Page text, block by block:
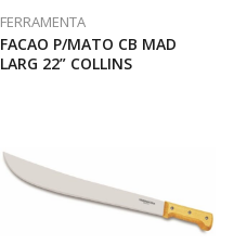
FERRAMENTA
FACAO P/MATO CB MAD
LARG 22” COLLINS